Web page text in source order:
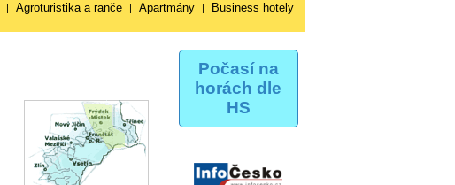
| Agroturistika a ranče | Apartmány | Business hotely
Počasí na
horách dle
HS